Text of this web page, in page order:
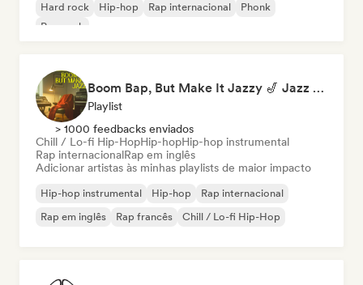
Hard rock
Hip-hop Rap internacional
Phonk
Pop rock
Boom Bap, But Make It Jazzy 🎷 Jazz Rap, Underground & Conscious Hip-Hop
Playlist
> 1000 feedbacks enviados
Chill / Lo-fi Hip-HopHip-hopHip-hop instrumental
Rap internacionalRap em inglês
Adicionar artistas às minhas playlists de maior impacto
Hip-hop instrumental Hip-hop
Rap internacional
Rap em inglês
Rap francês Chill / Lo-fi Hip-Hop